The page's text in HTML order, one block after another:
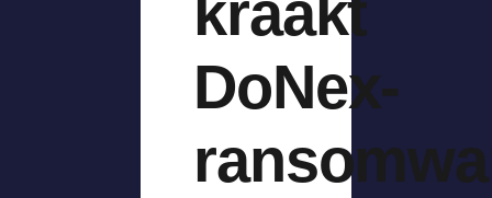
DoNex-